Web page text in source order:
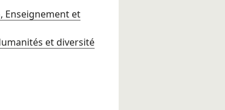
Enseignement et
et diversité